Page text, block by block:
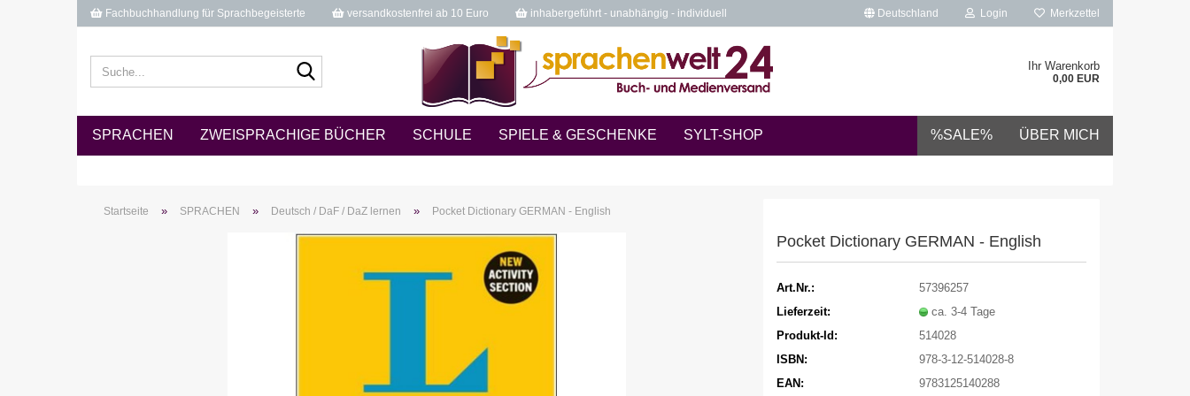
Fachbuchhandlung für Sprachbegeisterte versandkostenfrei ab 10 Euro inhabergeführt - unabhängig - individuell Deutschland Login Merkzettel
Ihr Warenkorb
0,00 EUR
SPRACHEN ZWEISPRACHIGE BÜCHER SCHULE SPIELE & GESCHENKE SYLT-SHOP %SALE% ÜBER MICH
Startseite » SPRACHEN » Deutsch / DaF / DaZ lernen » Pocket Dictionary GERMAN - English
Pocket Dictionary GERMAN - English
Art.Nr.:
57396257
Lieferzeit:
ca. 3-4 Tage
Produkt-Id:
514028
ISBN:
978-3-12-514028-8
EAN:
9783125140288